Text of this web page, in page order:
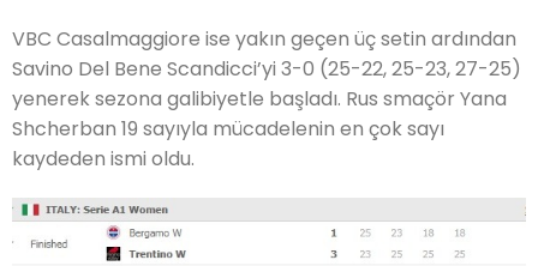
VBC Casalmaggiore ise yakın geçen üç setin ardından
Savino Del Bene Scandicci’yi 3-0 (25-22, 25-23, 27-25)
yenerek sezona galibiyetle başladı. Rus smaçör Yana
Shcherban 19 sayıyla mücadelenin en çok sayı
kaydeden ismi oldu.